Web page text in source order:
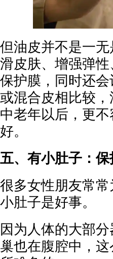
但油皮并不是一
滑皮肤、增强弹
保护膜，同时还
或混合皮相比较
中老年以后，更
好。
五、有小肚子：
很多女性朋友常
小肚子是好事。
因为人体的大部
巢也在腹腔中，